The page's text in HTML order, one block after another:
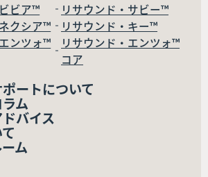
ビア™
リサウンド・サビー™
クシア™
リサウンド・キー™
ンツォ™
リサウンド・エンツォ™
コア
ートについて
ム
バイス
ム